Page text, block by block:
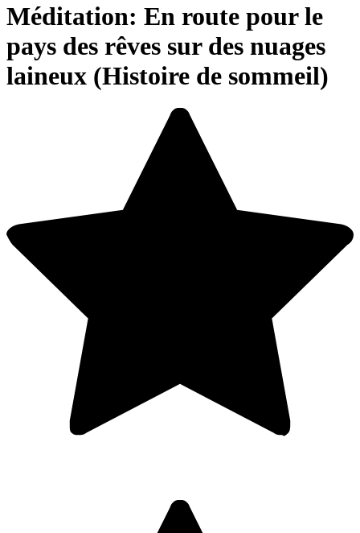
Méditation: En route pour le
pays des rêves sur des nuages
laineux (Histoire de sommeil)